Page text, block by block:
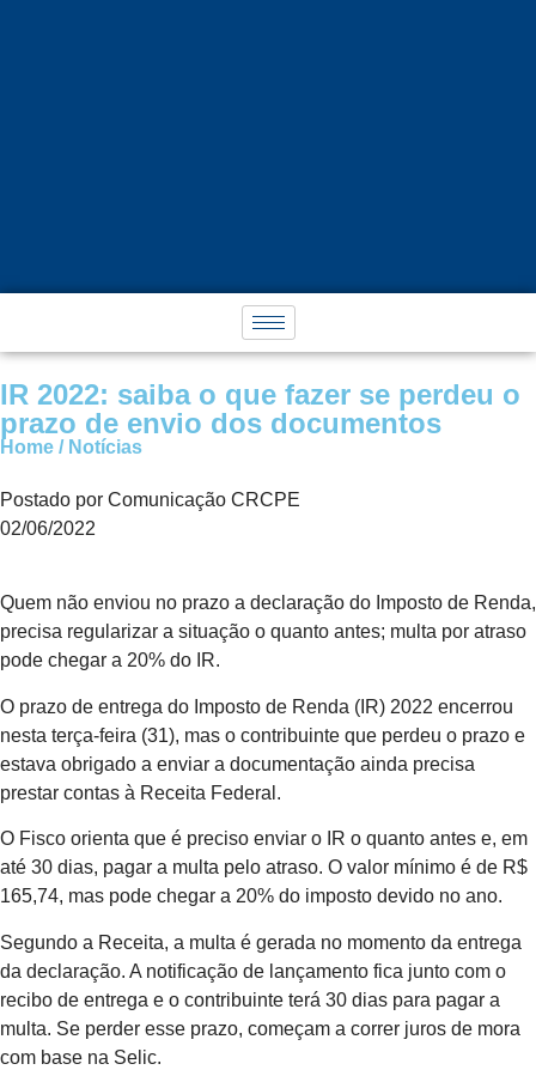
IR 2022: saiba o que fazer se perdeu o
prazo de envio dos documentos
Home / Notícias
Postado por Comunicação CRCPE
02/06/2022
Quem não enviou no prazo a declaração do Imposto de Renda,
precisa regularizar a situação o quanto antes; multa por atraso
pode chegar a 20% do IR.
O prazo de entrega do Imposto de Renda (IR) 2022 encerrou
nesta terça-feira (31), mas o contribuinte que perdeu o prazo e
estava obrigado a enviar a documentação ainda precisa
prestar contas à Receita Federal.
O Fisco orienta que é preciso enviar o IR o quanto antes e, em
até 30 dias, pagar a multa pelo atraso. O valor mínimo é de R$
165,74, mas pode chegar a 20% do imposto devido no ano.
Segundo a Receita, a multa é gerada no momento da entrega
da declaração. A notificação de lançamento fica junto com o
recibo de entrega e o contribuinte terá 30 dias para pagar a
multa. Se perder esse prazo, começam a correr juros de mora
com base na Selic.